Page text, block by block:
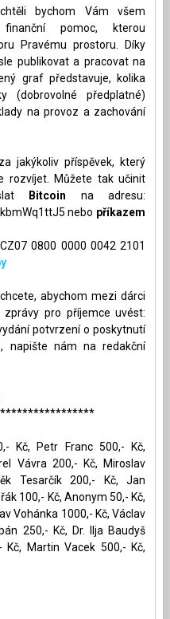
bychom Vám všem
pomoc, kterou
Pravému prostoru. Díky
publikovat a pracovat na
graf představuje, kolika
(dobrovolné předplatné)
na provoz a zachování
jakýkoliv příspěvek, který
rozvíjet. Můžete tak učinit
Bitcoin na adresu:
nebo příkazem
0800 0000 0042 2101
abychom mezi dárci
pro příjemce uvést:
potvrzení o poskytnutí
napište nám na redakční
Kč, Petr Franc 500,- Kč,
Vávra 200,- Kč, Miroslav
Tesarčík 200,- Kč, Jan
100,- Kč, Anonym 50,- Kč,
Vohánka 1000,- Kč, Václav
250,- Kč, Dr. Ilja Baudyš
Kč, Martin Vacek 500,- Kč,